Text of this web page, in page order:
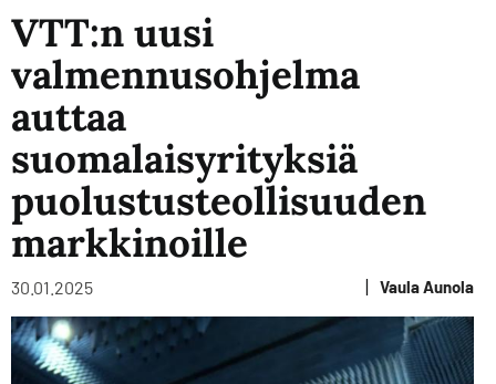
VTT:n uusi
valmennusohjelma
auttaa
suomalaisyrityksiä
puolustusteollisuuden
markkinoille
30.01.2025 | Vaula Aunola